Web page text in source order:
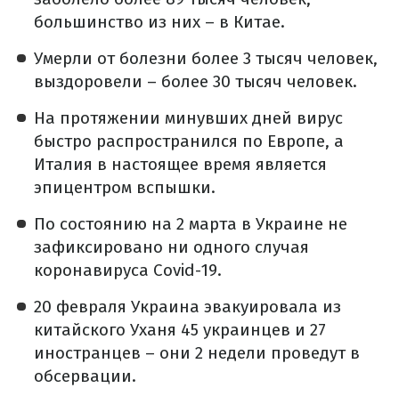
большинство из них – в Китае.
Умерли от болезни более 3 тысяч человек,
выздоровели – более 30 тысяч человек.
На протяжении минувших дней вирус
быстро распространился по Европе, а
Италия в настоящее время является
эпицентром вспышки.
По состоянию на 2 марта в Украине не
зафиксировано ни одного случая
коронавируса Covid-19.
20 февраля Украина эвакуировала из
китайского Уханя 45 украинцев и 27
иностранцев – они 2 недели проведут в
обсервации.